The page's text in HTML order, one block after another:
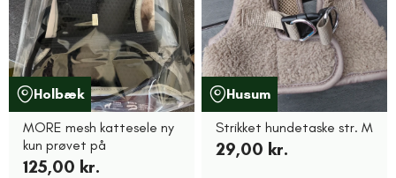
Holbæk
MORE mesh kattesele ny
kun prøvet på
125,00 kr.
Husum
Strikket hundetaske str. M
29,00 kr.